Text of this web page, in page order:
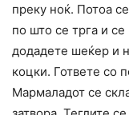
преку ноќ. Потоа
по што се трга и
додадете шеќер и
коцки. Гответе со
Мармаладот се